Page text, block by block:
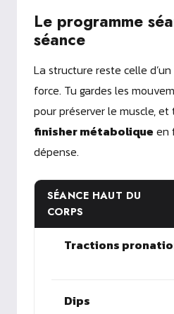
Le programme
séance
La structure reste celle
force. Tu gardes les
pour préserver le muscle,
finisher métabolique en
dépense.
SÉANCE HAUT DU
CORPS
Tractions
Dips